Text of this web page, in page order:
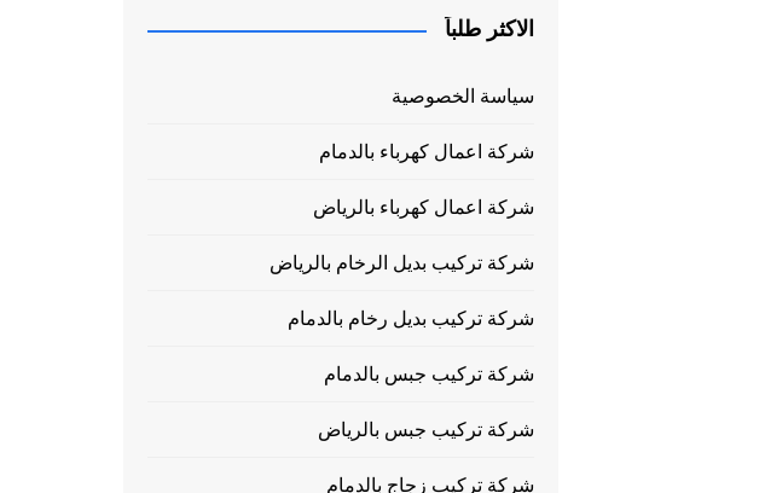
الاكثر طلباً
سياسة الخصوصية
شركة اعمال كهرباء بالدمام
شركة اعمال كهرباء بالرياض
شركة تركيب بديل الرخام بالرياض
شركة تركيب بديل رخام بالدمام
شركة تركيب جبس بالدمام
شركة تركيب جبس بالرياض
شركة تركيب زجاج بالدمام